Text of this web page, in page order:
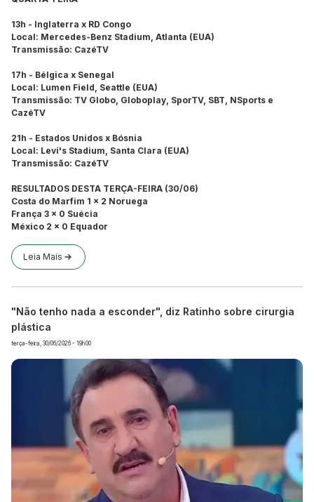
13h - Inglaterra x RD Congo
Local: Mercedes-Benz Stadium, Atlanta (EUA)
Transmissão: CazéTV
17h - Bélgica x Senegal
Local: Lumen Field, Seattle (EUA)
Transmissão: TV Globo, Globoplay, SporTV, SBT, NSports e
CazéTV
21h - Estados Unidos x Bósnia
Local: Levi's Stadium, Santa Clara (EUA)
Transmissão: CazéTV
RESULTADOS DESTA TERÇA-FEIRA (30/06)
Costa do Marfim 1 x 2 Noruega
França 3 x 0 Suécia
México 2 x 0 Equador
Leia Mais
"Não tenho nada a esconder", diz Ratinho sobre cirurgia
plástica
terça-feira, 30/06/2026 - 19h00